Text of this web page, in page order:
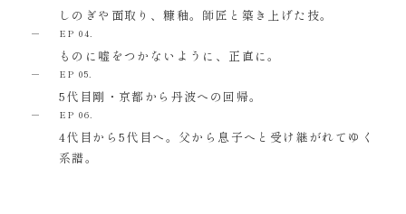
しのぎや面取り、糠釉。師匠と築き上げた技。
EP 04.
ものに嘘をつかないように、正直に。
EP 05.
5代目剛・京都から丹波への回帰。
EP 06.
4代目から5代目へ。父から息子へと受け継がれてゆく
系譜。